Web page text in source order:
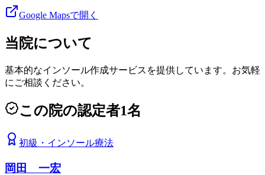
Google Mapsで開く
当院について
基本的なインソール作成サービスを提供しています。お気軽
にご相談ください。
この院の認定者1名
初級 ・ インソール療法
岡田 一宏